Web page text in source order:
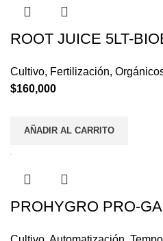
ROOT JUICE 5LT-
Cultivo, Fertilización,
$160,000
AÑADIR AL CARRITO
PROHYGRO PRO-